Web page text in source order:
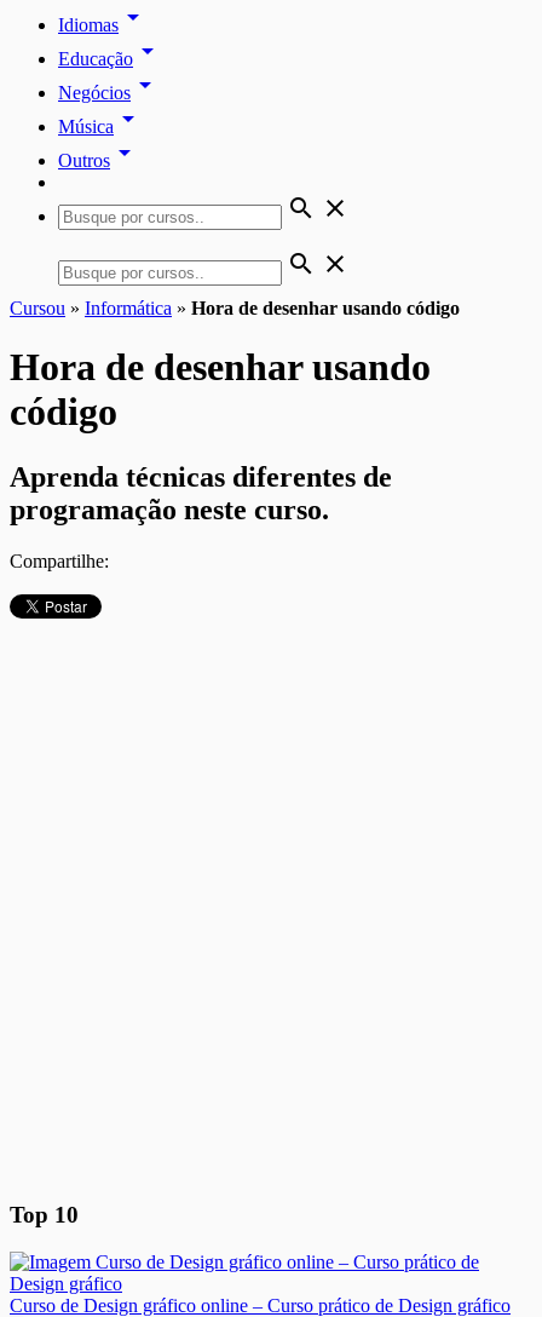
Idiomas arrow_drop_down
Educação arrow_drop_down
Negócios arrow_drop_down
Música arrow_drop_down
Outros arrow_drop_down
search close
search close
Cursou » Informática » Hora de desenhar usando código
Hora de desenhar usando
código
Aprenda técnicas diferentes de
programação neste curso.
Compartilhe:
Top 10
Curso de Design gráfico online – Curso prático de Design gráfico